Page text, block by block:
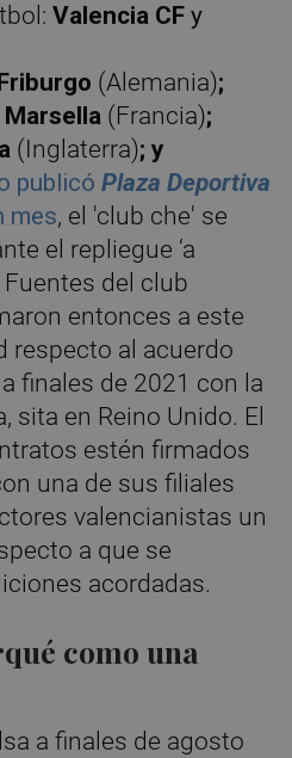
Valencia CFy
(Alemania);
(Francia);
(Inglaterra); y
publicóPlaza Deportiva
mes, el 'club che' se
el repliegue ‘a
Fuentes del club
entonces a este
respecto al acuerdo
finales de 2021 con la
sita en Reino Unido. El
estén firmados
una de sus filiales
valencianistas un
a que se
acordadas.
como una
a finales de agosto